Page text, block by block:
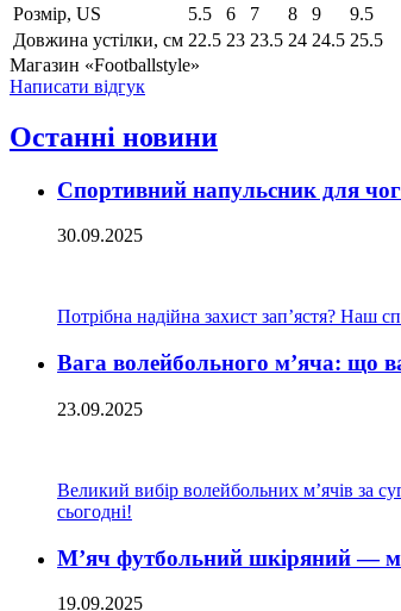
Розмір, US
5.5 6 7 8 9
9.5
Довжина устілки, см 22.5 23 23.5 24 24.5 25.5
Магазин «Footballstyle»
Написати відгук
Останні новини
Спортивний напульсник для
30.09.2025
Потрібна надійна захист зап’ястя? Наш
Вага волейбольного м’яча: що
23.09.2025
Великий вибір волейбольних м’ячів за
сьогодні!
М’яч футбольний шкіряний —
19.09.2025